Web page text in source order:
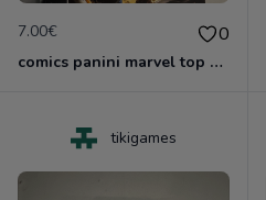
7.00€ 0
comics panini marvel top 12 2011
tikigames